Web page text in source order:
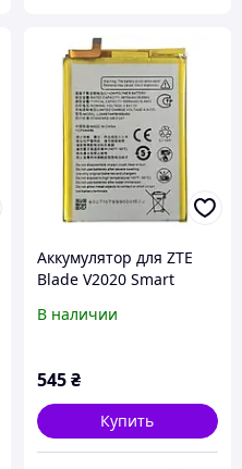
Аккумулятор для ZTE
Blade V2020 Smart
8030
В наличии
545₴
Купить